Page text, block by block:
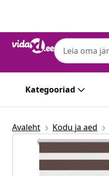
Kategooriad
Avaleht Kodu ja aed